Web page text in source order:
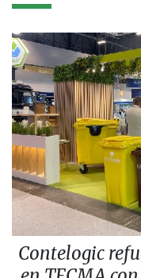
Contelogic